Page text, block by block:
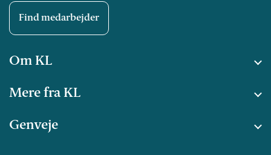
Find medarbejder
Om KL
Mere fra KL
Genveje